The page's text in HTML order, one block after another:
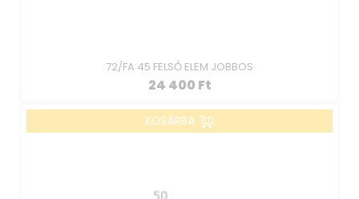
72/FA 45 FELSŐ ELEM JOBBOS
24 400 Ft
KOSÁRBA